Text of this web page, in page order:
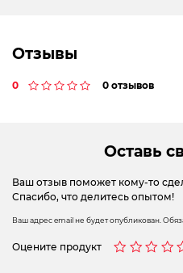
Отзывы
0 0 отзывов
Оставь
Ваш отзыв поможет кому-то
Спасибо, что делитесь опытом!
Ваш адрес email не будет опубликован.
Оцените продукт